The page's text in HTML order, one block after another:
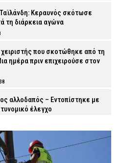
Κεραυνός σκότωσε
τη διάρκεια αγώνα
που σκοτώθηκε από τη
ημέρα πριν επιχειρούσε στον
αλλοδαπός – Εντοπίστηκε με
έλεγχο
λειτουργίας το αιολικό
στο δίκτυο